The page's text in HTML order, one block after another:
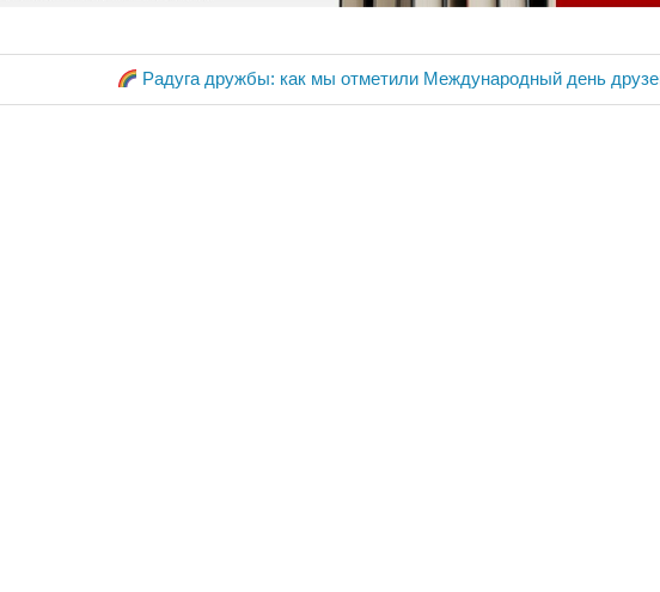
Следующая
запись:
Радуга дружбы: как мы отметили Международный день